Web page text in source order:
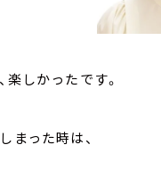
楽しかったです。
まった時は、